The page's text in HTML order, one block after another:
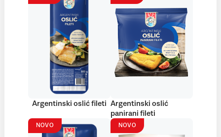
Argentinski oslić fileti Argentinski oslić
panirani fileti
NOVO NOVO